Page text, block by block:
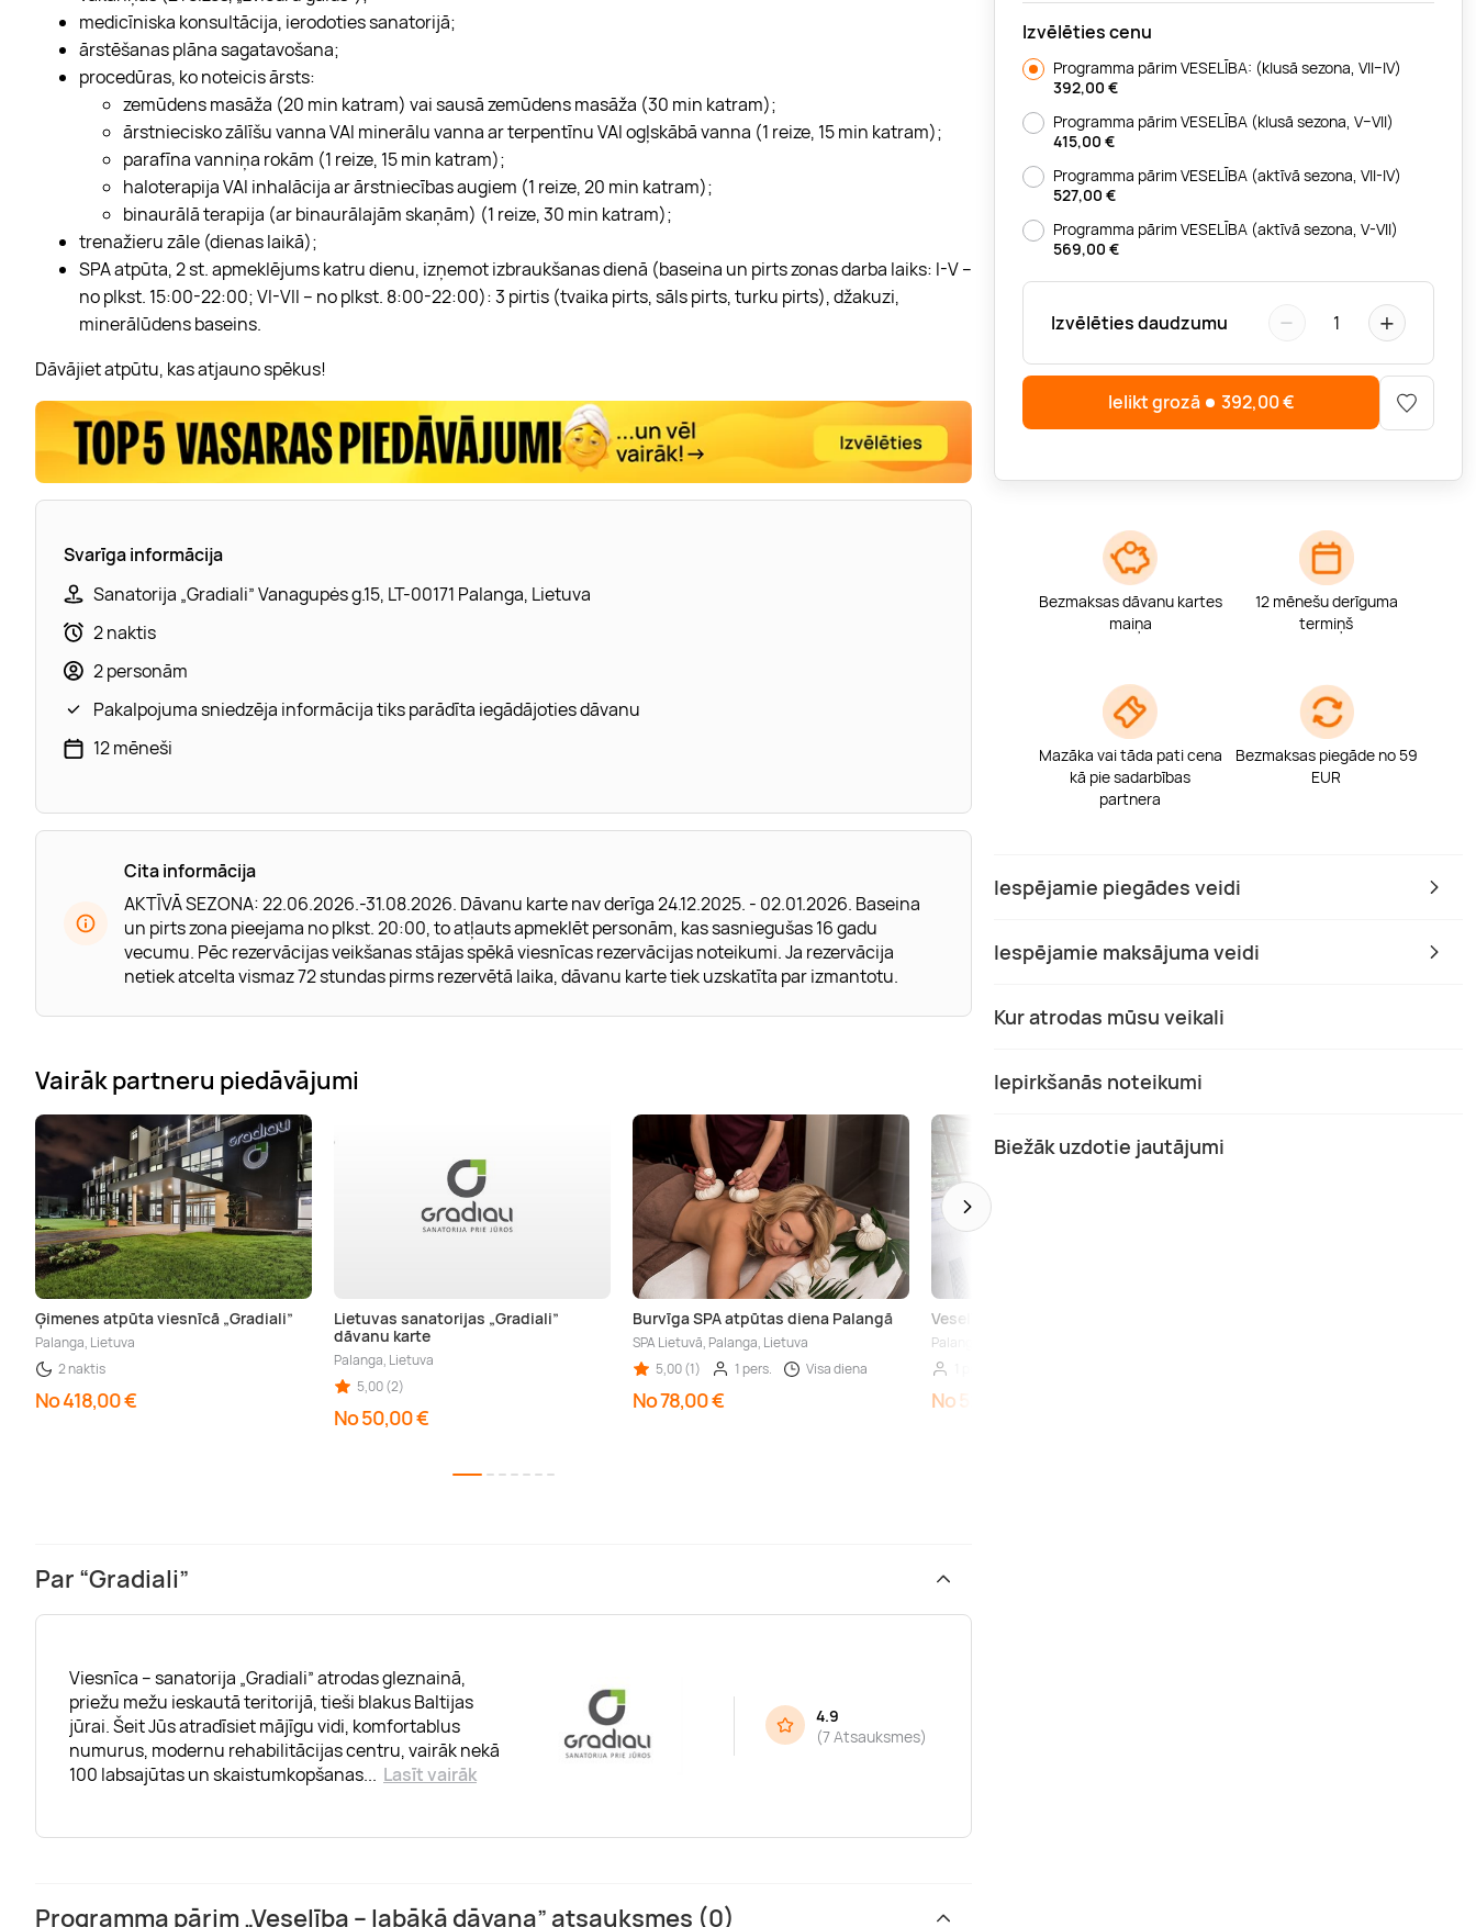
Izvēlēties cenu
Programma pārim VESELĪBA: (klusā sezona, VII–IV)
392,00 €
Programma pārim VESELĪBA (klusā sezona, V–VII)
415,00 €
Programma pārim VESELĪBA (aktīvā sezona, VII-IV)
527,00 €
Programma pārim VESELĪBA (aktīvā sezona, V-VII)
569,00 €
Izvēlēties daudzumu − 1 +
Ielikt grozā 392,00€
Bezmaksas dāvanu kartes
maiņa
12 mēnešu derīguma
termiņš
Mazāka vai tāda pati cena
kā pie sadarbības
partnera
Bezmaksas piegāde no 59
EUR
Iespējamie piegādes veidi
Iespējamie maksājuma veidi
Kur atrodas mūsu veikali
Iepirkšanās noteikumi
Biežāk uzdotie jautājumi
medicīniska konsultācija, ierodoties sanatorijā;
ārstēšanas plāna sagatavošana;
procedūras, ko noteicis ārsts:
zemūdens masāža (20 min katram) vai sausā zemūdens masāža (30 min katram);
ārstniecisko zālīšu vanna VAI minerālu vanna ar terpentīnu VAI ogļskābā vanna (1 reize, 15 min katram);
parafīna vanniņa rokām (1 reize, 15 min katram);
haloterapija VAI inhalācija ar ārstniecības augiem (1 reize, 20 min katram);
binaurālā terapija (ar binaurālajām skaņām) (1 reize, 30 min katram);
trenažieru zāle (dienas laikā);
SPA atpūta, 2 st. apmeklējums katru dienu, izņemot izbraukšanas dienā (baseina un pirts zonas darba laiks: I-V –
no plkst. 15:00-22:00; VI-VII – no plkst. 8:00-22:00): 3 pirtis (tvaika pirts, sāls pirts, turku pirts), džakuzi,
minerālūdens baseins.
Dāvājiet atpūtu, kas atjauno spēkus!
Svarīga informācija
Sanatorija „Gradiali” Vanagupės g.15, LT-00171 Palanga, Lietuva
2 naktis
2 personām
Pakalpojuma sniedzēja informācija tiks parādīta iegādājoties dāvanu
12 mēneši
Cita informācija
AKTĪVĀ SEZONA: 22.06.2026.-31.08.2026. Dāvanu karte nav derīga 24.12.2025. - 02.01.2026. Baseina
un pirts zona pieejama no plkst. 20:00, to atļauts apmeklēt personām, kas sasniegušas 16 gadu
vecumu. Pēc rezervācijas veikšanas stājas spēkā viesnīcas rezervācijas noteikumi. Ja rezervācija
netiek atcelta vismaz 72 stundas pirms rezervētā laika, dāvanu karte tiek uzskatīta par izmantotu.
Vairāk partneru piedāvājumi
Ģimenes atpūta viesnīcā „Gradiali”
Palanga, Lietuva
2 naktis
No 418,00 €
Lietuvas sanatorijas „Gradiali”
dāvanu karte
Palanga, Lietuva
5,00 (2)
No 50,00 €
Burvīga SPA atpūtas diena Palangā
SPA Lietuvā, Palanga, Lietuva
5,00 (1)
1 pers. Visa diena
No 78,00 €
Veselības diena sanatorijā „Gradiali”
Palanga, Lietuva
No 52,00 €
Par “Gradiali”
Viesnīca – sanatorija „Gradiali” atrodas gleznainā,
priežu mežu ieskautā teritorijā, tieši blakus Baltijas
jūrai. Šeit Jūs atradīsiet mājīgu vidi, komfortablus
numurus, modernu rehabilitācijas centru, vairāk nekā
100 labsajūtas un skaistumkopšanas... Lasīt vairāk
4.9
(7 Atsauksmes)
Programma pārim „Veselība – labākā dāvana” atsauksmes (0)